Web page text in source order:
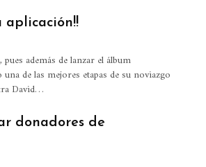
aplicación!!
además de lanzar el álbum
de las mejores etapas de su noviazgo
David…
donadores de